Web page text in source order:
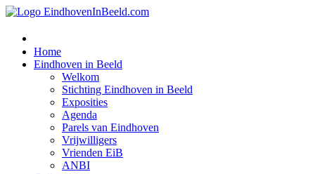
Home
Eindhoven in Beeld
Welkom
Stichting Eindhoven in Beeld
Exposities
Agenda
Parels van Eindhoven
Vrijwilligers
Vrienden EiB
ANBI